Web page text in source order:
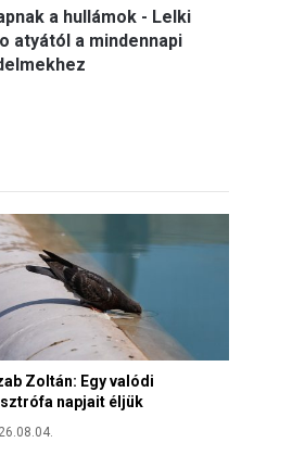
a hullámok - Lelki
atyától a mindennapi
Zoltán: Egy valódi
napjait éljük